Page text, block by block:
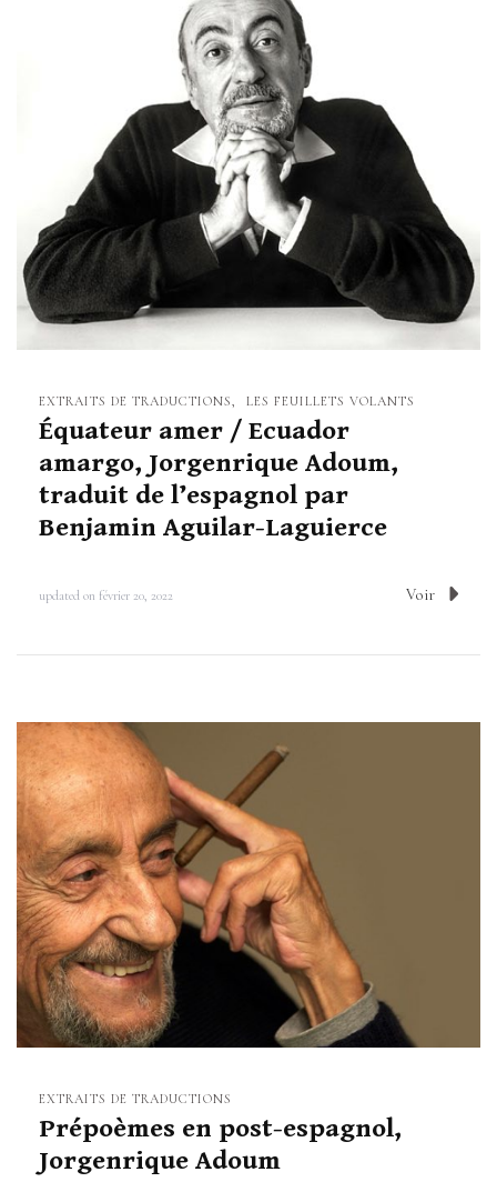
EXTRAITS DE TRADUCTIONS LES FEUILLETS VOLANTS
Équateur amer / Ecuador
amargo, Jorgenrique Adoum,
traduit de l’espagnol par
Benjamin Aguilar-Laguierce
updated on février 20, 2022 Voir
EXTRAITS DE TRADUCTIONS
Prépoèmes en post-espagnol,
Jorgenrique Adoum